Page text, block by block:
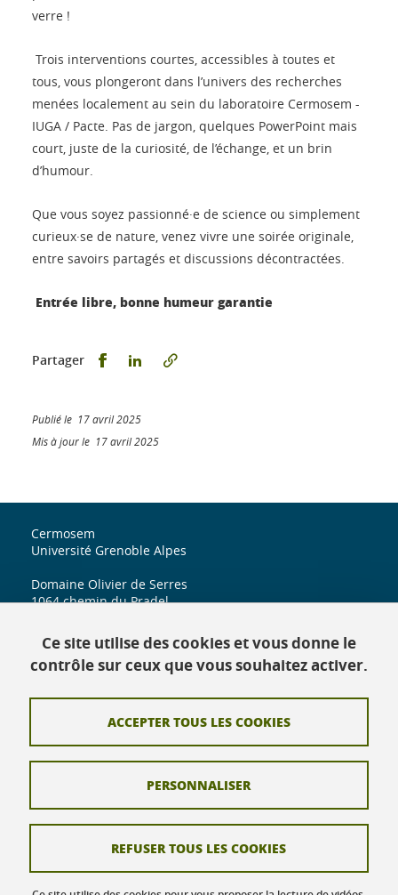
verre !
Trois interventions courtes, accessibles à toutes et
tous, vous plongeront dans l’univers des recherches
menées localement au sein du laboratoire Cermosem -
IUGA / Pacte. Pas de jargon, quelques PowerPoint mais
court, juste de la curiosité, de l’échange, et un brin
d’humour.
Que vous soyez passionné·e de science ou simplement
curieux·se de nature, venez vivre une soirée originale,
entre savoirs partagés et discussions décontractées.
Entrée libre, bonne humeur garantie
Partager Partager sur Facebook
Partager sur LinkedIn
Publié le 17 avril 2025
Mis à jour le 17 avril 2025
Cermosem
Université Grenoble Alpes
Domaine Olivier de Serres
1064 chemin du Pradel
iuga.cermosem@univ-grenoble-alpes.fr
Crédits
Gestion des cookies
Ce site utilise des cookies et vous donne le
contrôle sur ceux que vous souhaitez activer.
ACCEPTER TOUS LES COOKIES
REFUSER TOUS LES COOKIES
PERSONNALISER